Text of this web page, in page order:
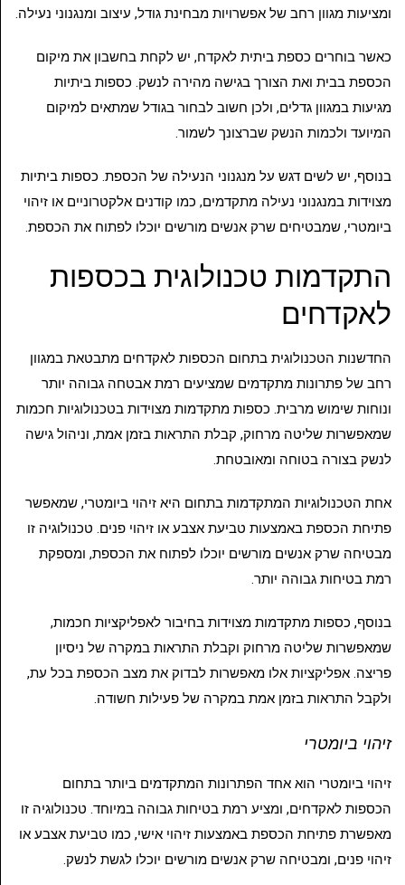
ומציעות מגוון רחב של אפשרויות מבחינת גודל, עיצוב ומנגנוני נעילה.
כאשר בוחרים כספת ביתית לאקדח, יש לקחת בחשבון את מיקום
הכספת בבית ואת הצורך בגישה מהירה לנשק. כספות ביתיות
מגיעות במגוון גדלים, ולכן חשוב לבחור בגודל שמתאים למיקום
המיועד ולכמות הנשק שברצונך לשמור.
בנוסף, יש לשים דגש על מנגנוני הנעילה של הכספת. כספות ביתיות
מצוידות במנגנוני נעילה מתקדמים, כמו קודנים אלקטרוניים או זיהוי
ביומטרי, שמבטיחים שרק אנשים מורשים יוכלו לפתוח את הכספת.
התקדמות טכנולוגית בכספות
לאקדחים
החדשנות הטכנולוגית בתחום הכספות לאקדחים מתבטאת במגוון
רחב של פתרונות מתקדמים שמציעים רמת אבטחה גבוהה יותר
ונוחות שימוש מרבית. כספות מתקדמות מצוידות בטכנולוגיות חכמות
שמאפשרות שליטה מרחוק, קבלת התראות בזמן אמת, וניהול גישה
לנשק בצורה בטוחה ומאובטחת.
אחת הטכנולוגיות המתקדמות בתחום היא זיהוי ביומטרי, שמאפשר
פתיחת הכספת באמצעות טביעת אצבע או זיהוי פנים. טכנולוגיה זו
מבטיחה שרק אנשים מורשים יוכלו לפתוח את הכספת, ומספקת
רמת בטיחות גבוהה יותר.
בנוסף, כספות מתקדמות מצוידות בחיבור לאפליקציות חכמות,
שמאפשרות שליטה מרחוק וקבלת התראות במקרה של ניסיון
פריצה. אפליקציות אלו מאפשרות לבדוק את מצב הכספת בכל עת,
ולקבל התראות בזמן אמת במקרה של פעילות חשודה.
זיהוי ביומטרי
זיהוי ביומטרי הוא אחד הפתרונות המתקדמים ביותר בתחום
הכספות לאקדחים, ומציע רמת בטיחות גבוהה במיוחד. טכנולוגיה זו
מאפשרת פתיחת הכספת באמצעות זיהוי אישי, כמו טביעת אצבע או
זיהוי פנים, ומבטיחה שרק אנשים מורשים יוכלו לגשת לנשק.